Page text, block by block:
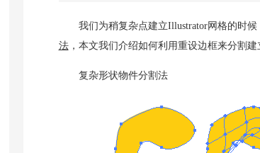
我们为稍复杂点建立Illustrator网格的时候
法，本文我们介绍如何利用重设边框来分割建
复杂形状物件分割法